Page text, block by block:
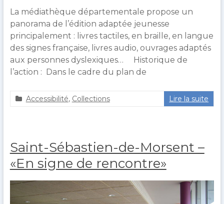
La médiathèque départementale propose un
panorama de l’édition adaptée jeunesse
principalement : livres tactiles, en braille, en langue
des signes française, livres audio, ouvrages adaptés
aux personnes dyslexiques… Historique de
l’action : Dans le cadre du plan de
r
o
u
l
i
n
2
0
Accessibilité, Collections Lire la suite
Saint-Sébastien-de-Morsent –
«En signe de rencontre»